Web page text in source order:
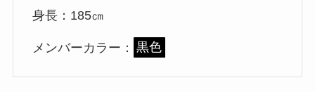
身長：185㎝
メンバーカラー： 黒色